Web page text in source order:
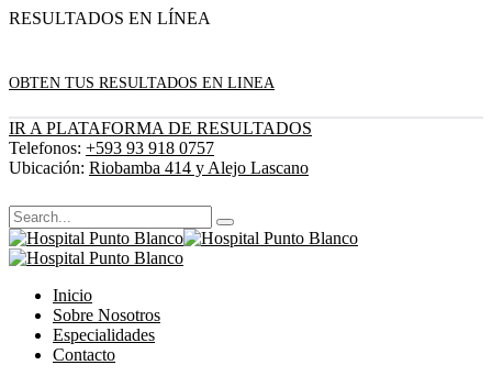
RESULTADOS EN LÍNEA
OBTEN TUS RESULTADOS EN LINEA
IR A PLATAFORMA DE RESULTADOS
Telefonos: +593 93 918 0757
Ubicación: Riobamba 414 y Alejo Lascano
Inicio
Sobre Nosotros
Especialidades
Contacto